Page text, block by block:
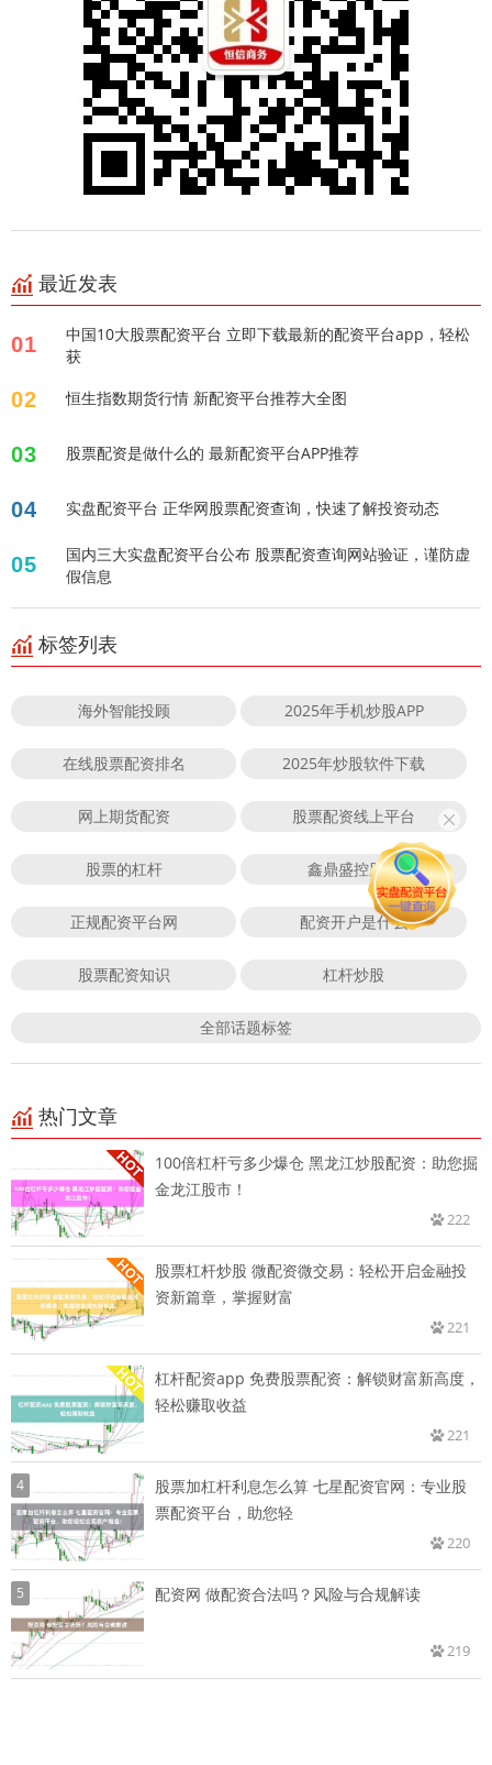
最近发表
01
中国10大股票配资平台 立即下载最新的配资平台app，轻松
获
02 恒生指数期货行情 新配资平台推荐大全图
03 股票配资是做什么的 最新配资平台APP推荐
04 实盘配资平台 正华网股票配资查询，快速了解投资动态
05
国内三大实盘配资平台公布 股票配资查询网站验证，谨防虚
假信息
标签列表
海外智能投顾 2025年手机炒股APP
在线股票配资排名 2025年炒股软件下载
网上期货配资 股票配资线上平台
股票的杠杆 鑫鼎盛控股
正规配资平台网 配资开户是什么
股票配资知识 杠杆炒股
全部话题标签
热门文章
100倍杠杆亏多少爆仓 黑龙江炒股配资：助您掘
金龙江股市！
222
股票杠杆炒股 微配资微交易：轻松开启金融投
资新篇章，掌握财富
221
杠杆配资app 免费股票配资：解锁财富新高度，
轻松赚取收益
221
4
股票加杠杆利息怎么算 七星配资官网：专业股
票配资平台，助您轻
220
5 配资网 做配资合法吗？风险与合规解读
219